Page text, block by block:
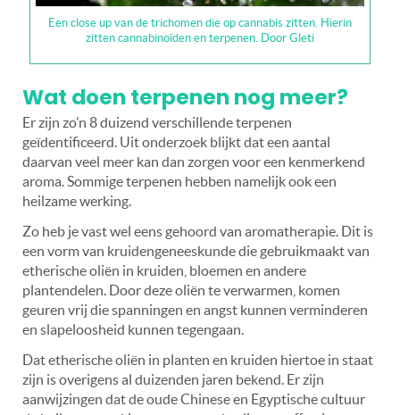
Een close up van de trichomen die op cannabis zitten. Hierin
zitten cannabinoïden en terpenen. Door Gleti
Wat doen terpenen nog meer?
Er zijn zo’n 8 duizend verschillende terpenen
geïdentificeerd. Uit onderzoek blijkt dat een aantal
daarvan veel meer kan dan zorgen voor een kenmerkend
aroma. Sommige terpenen hebben namelijk ook een
heilzame werking.
Zo heb je vast wel eens gehoord van aromatherapie. Dit is
een vorm van kruidengeneeskunde die gebruikmaakt van
etherische oliën in kruiden, bloemen en andere
plantendelen. Door deze oliën te verwarmen, komen
geuren vrij die spanningen en angst kunnen verminderen
en slapeloosheid kunnen tegengaan.
Dat etherische oliën in planten en kruiden hiertoe in staat
zijn is overigens al duizenden jaren bekend. Er zijn
aanwijzingen dat de oude Chinese en Egyptische cultuur